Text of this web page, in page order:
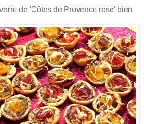
de 'Côtes de Provence rosé' bien